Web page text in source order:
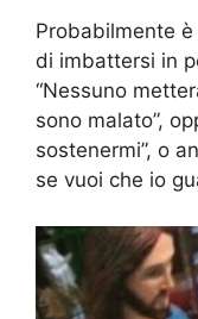
Probabilmente
di imbattersi in
“Nessuno
sono malato”,
sostenermi”, o
se vuoi che io